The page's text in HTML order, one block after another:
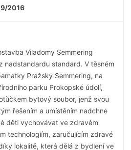
2016
Viladomy Semmering
nadstandardu standard. V těsném
Pražský Semmering, na
parku Prokopské údolí,
bytový soubor, jenž svou
řešením a umístěním nadchne
děti vychovávat ve zdravém
technologiím, zaručujícím zdravé
lokalitě, která dělá z bydlení ve